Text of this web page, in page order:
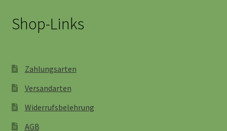
Shop-Links
Zahlungsarten
Versandarten
Widerrufsbelehrung
AGB